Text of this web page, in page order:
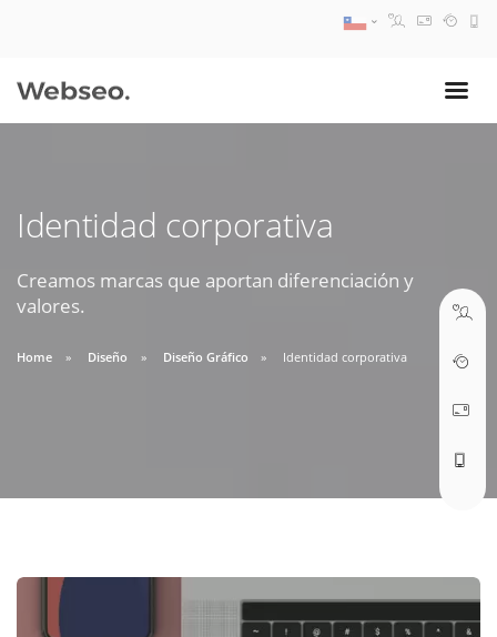
Identidad corporativa
Creamos marcas que aportan diferenciación y
valores.
Home Diseño Diseño Gráfico Identidad corporativa
09:30 AM A 18:30 PM
soporte@webseo.cl